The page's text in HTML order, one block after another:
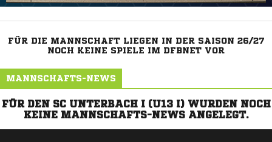
FÜR DIE MANNSCHAFT LIEGEN IN DER SAISON 26/27
NOCH KEINE SPIELE IM DFBNET VOR
MANNSCHAFTS-NEWS
FÜR DEN SC UNTERBACH I (U13 I) WURDEN NOCH
KEINE MANNSCHAFTS-NEWS ANGELEGT.